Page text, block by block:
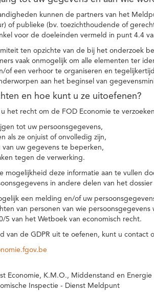
kunnen de partners van het
of publieke (bv. toezichthoudende of
voor de doeleinden vermeld in punt 4.4
ten opzichte van de bij het onderzoek
vaak onmogelijk om alle elementen ter
of een verhoor te organiseren en
aan het beginsel van
en hoe kunt u ze uitoefenen?
het recht om de FOD Economie te
tot uw persoonsgegevens,
als ze onjuist of onvolledig zijn,
uw gegevens te beperken,
tegen de verwerking.
mogelijkheid deze informatie aan te vullen
in andere delen van het
een melding en/of uw
van personen van wie
5 van het Wetboek van economisch recht.
van de GDPR uit te oefenen, kunt u contact
Economie, K.M.O., Middenstand en Energie
Inspectie - Dienst Meldpunt